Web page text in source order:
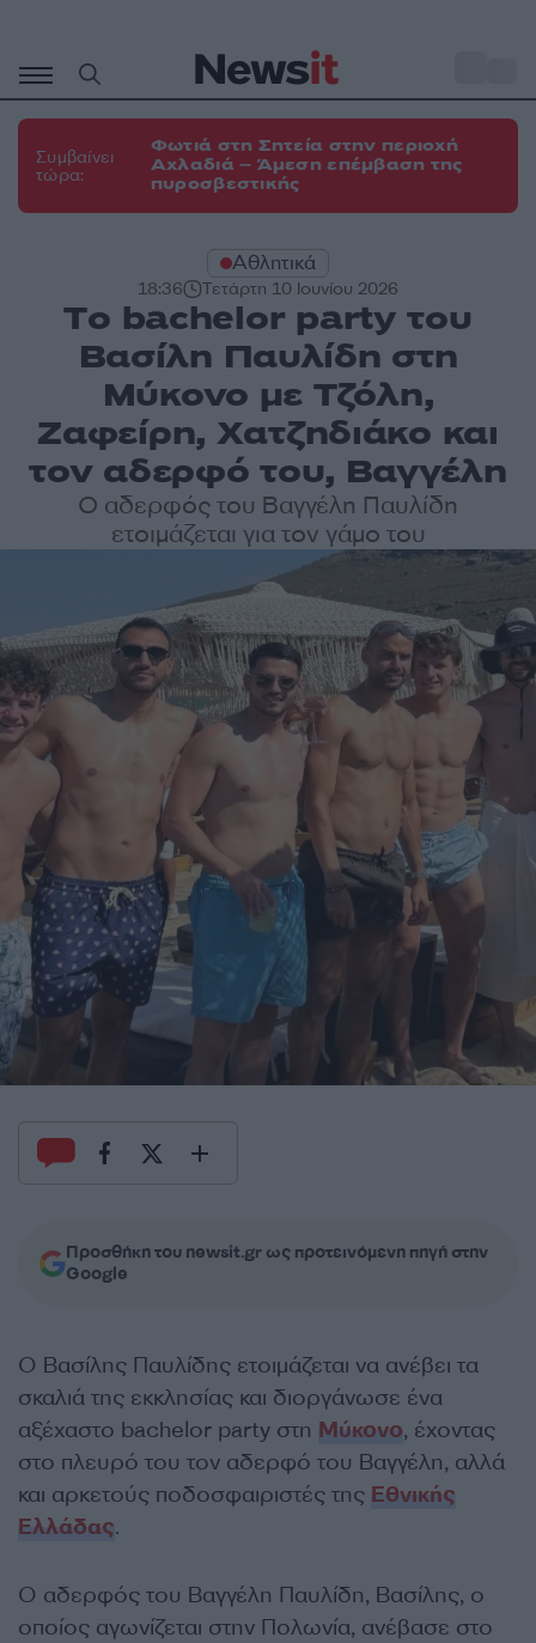
περιεχόμενο
Συμβαίνει
τώρα:
Φωτιά στη Σητεία στην περιοχή
Αχλαδιά – Άμεση επέμβαση της
πυροσβεστικής
Αθλητικά
18:36 Τετάρτη 10 Ιουνίου 2026
Tο bachelor party του
Βασίλη Παυλίδη στη
Μύκονο με Τζόλη,
Ζαφείρη, Χατζηδιάκο και
τον αδερφό του, Βαγγέλη
Ο αδερφός του Βαγγέλη Παυλίδη
ετοιμάζεται για τον γάμο του
Προσθήκη του newsit.gr ως προτεινόμενη πηγή στην
Google
Ο Βασίλης Παυλίδης ετοιμάζεται να ανέβει τα
σκαλιά της εκκλησίας και διοργάνωσε ένα
αξέχαστο bachelor party στη Μύκονο, έχοντας
στο πλευρό του τον αδερφό του Βαγγέλη, αλλά
και αρκετούς ποδοσφαιριστές της Εθνικής
Ελλάδας.
Ο αδερφός του Βαγγέλη Παυλίδη, Βασίλης, ο
οποίος αγωνίζεται στην Πολωνία, ανέβασε στο